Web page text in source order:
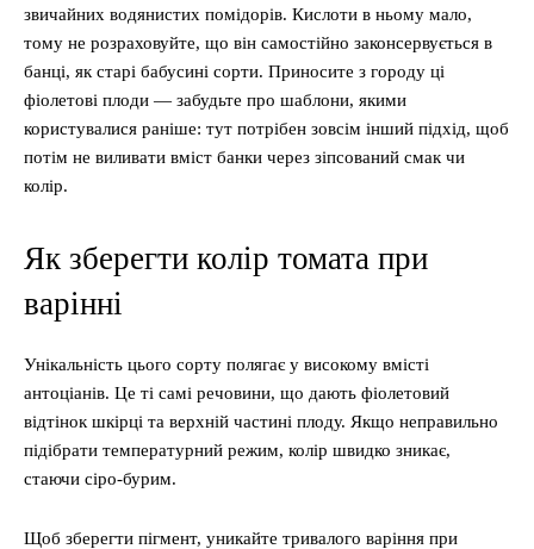
звичайних водянистих помідорів. Кислоти в ньому мало,
тому не розраховуйте, що він самостійно законсервується в
банці, як старі бабусині сорти. Приносите з городу ці
фіолетові плоди — забудьте про шаблони, якими
користувалися раніше: тут потрібен зовсім інший підхід, щоб
потім не виливати вміст банки через зіпсований смак чи
колір.
Як зберегти колір томата при
варінні
Унікальність цього сорту полягає у високому вмісті
антоціанів. Це ті самі речовини, що дають фіолетовий
відтінок шкірці та верхній частині плоду. Якщо неправильно
підібрати температурний режим, колір швидко зникає,
стаючи сіро-бурим.
Щоб зберегти пігмент, уникайте тривалого варіння при